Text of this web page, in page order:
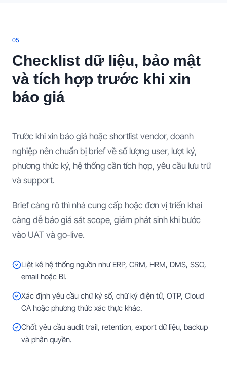
05
Checklist dữ liệu, bảo mật
và tích hợp trước khi xin
báo giá
Trước khi xin báo giá hoặc shortlist vendor, doanh
nghiệp nên chuẩn bị brief về số lượng user, lượt ký,
phương thức ký, hệ thống cần tích hợp, yêu cầu lưu trữ
và support.
Brief càng rõ thì nhà cung cấp hoặc đơn vị triển khai
càng dễ báo giá sát scope, giảm phát sinh khi bước
vào UAT và go-live.
Liệt kê hệ thống nguồn như ERP, CRM, HRM, DMS, SSO,
email hoặc BI.
Xác định yêu cầu chữ ký số, chữ ký điện tử, OTP, Cloud
CA hoặc phương thức xác thực khác.
Chốt yêu cầu audit trail, retention, export dữ liệu, backup
và phân quyền.